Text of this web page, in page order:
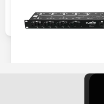
EUROLITE DMX Split 8X